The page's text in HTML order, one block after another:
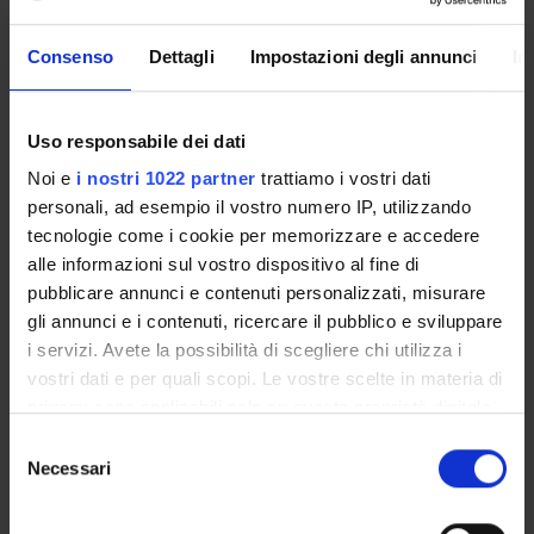
Consenso Dettagli Impostazioni degli annunci
Uso responsabile dei dati
Noi e i nostri 1022 partner trattiamo i vostri dati
personali, ad esempio il vostro numero IP, utilizzando
tecnologie come i cookie per memorizzare e accedere
alle informazioni sul vostro dispositivo al fine di
pubblicare annunci e contenuti personalizzati, misurare
gli annunci e i contenuti, ricercare il pubblico e sviluppare
i servizi. Avete la possibilità di scegliere chi utilizza i
vostri dati e per quali scopi. Le vostre scelte in materia di
modificare o revocare il proprio consenso in qualsiasi
momento dalla Dichiarazione sui cookie o facendo clic
delNecessari
sensibilizzare le cellule tumorali ai chemioterapici classici.
Gli esperimenti saranno condotti utilizzando due modelli
l’ambiente tumorale.
MAIN PARTNER
ABOCA
ENTI FINANZIATORI:
Finanziamento: assegnato e gestito dal Dipartimento
PARTECIPANTI AL PROGETTO